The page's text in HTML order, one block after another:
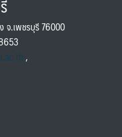
จ.เพชรบุรี 76000
,